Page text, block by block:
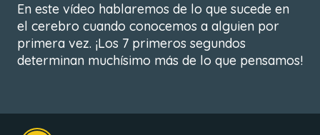
En este vídeo hablaremos de lo que sucede en
el cerebro cuando conocemos a alguien por
primera vez. ¡Los 7 primeros segundos
determinan muchísimo más de lo que pensamos!